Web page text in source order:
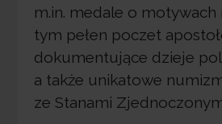
m.in. medale o motywach
tym pełen poczet
dokumentujące dzieje
a także unikatowe
ze Stanami